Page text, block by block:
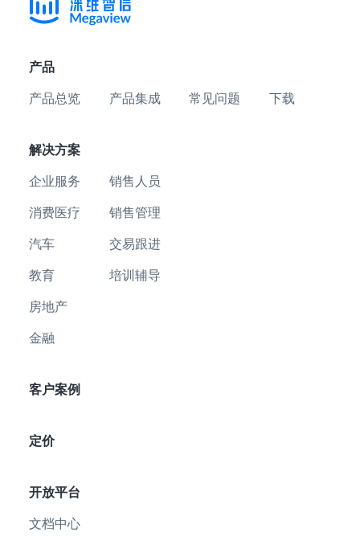
产品
产品总览 产品集成 常见问题 下载
解决方案
企业服务
消费医疗
汽车
教育
房地产
金融
销售人员
销售管理
交易跟进
培训辅导
客户案例
定价
开放平台
文档中心